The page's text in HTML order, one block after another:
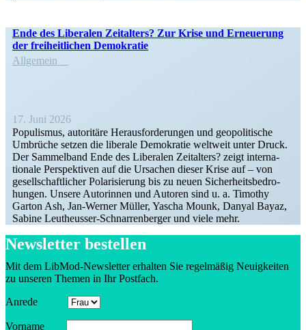
Ende des Liberalen Zeitalters? Zur Krise und Erneuerung
der freiheit­lichen Demokratie
Allgemein
17. Juni 2026
Populismus, autoritäre Heraus­for­de­rungen und geopo­li­tische
Umbrüche setzen die liberale Demokratie weltweit unter Druck.
Der Sammelband Ende des Liberalen Zeitalters? zeigt inter­na­
tionale Perspek­tiven auf die Ursachen dieser Krise auf – von
gesell­schaft­licher Polari­sierung bis zu neuen Sicher­heits­be­dro­
hungen. Unsere Autorinnen und Autoren sind u. a. Timothy
Garton Ash, Jan-Werner Müller, Yascha Mounk, Danyal Bayaz,
Sabine Leutheusser-Schnar­­ren­­berger und viele mehr.
Newsletter bestellen
Mit dem LibMod-Newsletter erhalten Sie regel­mäßig Neuig­keiten
zu unseren Themen in Ihr Postfach.
Anrede
Vorname